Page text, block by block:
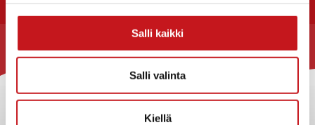
Salli kaikki
Salli valinta
Kiellä
Rautalammin kunta
Kuntainfo